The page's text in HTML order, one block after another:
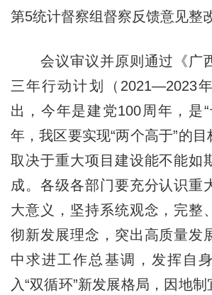
第5统计督察组督察反馈意见整
会议审议并原则通过《广
三年行动计划（2021—2023
出，今年是建党100周年，是
年，我区要实现“两个高于”的
取决于重大项目建设能不能如
成。各级各部门要充分认识重
大意义，坚持系统观念，完整
彻新发展理念，突出高质量发
中求进工作总基调，发挥自
入“双循环”新发展格局，因地